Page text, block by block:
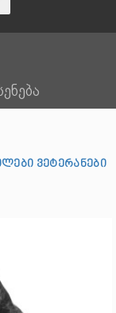
ვეტერანები